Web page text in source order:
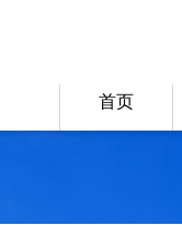
首页